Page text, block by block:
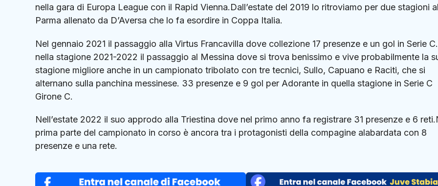
nella gara di Europa League con il Rapid Vienna.Dall’estate del 2019 lo ritroviamo per due stagioni al
Parma allenato da D’Aversa che lo fa esordire in Coppa Italia.
Nel gennaio 2021 il passaggio alla Virtus Francavilla dove collezione 17 presenze e un gol in Serie
nella stagione 2021-2022 il passaggio al Messina dove si trova benissimo e vive probabilmente la
stagione migliore anche in un campionato tribolato con tre tecnici, Sullo, Capuano e Raciti, che si
alternano sulla panchina messinese. 33 presenze e 9 gol per Adorante in quella stagione in Serie C
Girone C.
Nell’estate 2022 il suo approdo alla Triestina dove nel primo anno fa registrare 31 presenze e 6
prima parte del campionato in corso è ancora tra i protagonisti della compagine alabardata con 8
presenze e una rete.